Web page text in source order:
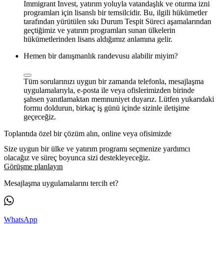
Immigrant Invest, yatırım yoluyla vatandaşlık ve oturma izni
programları için lisanslı bir temsilcidir. Bu, ilgili hükümetler
tarafından yürütülen sıkı Durum Tespit Süreci aşamalarından
geçtiğimiz ve yatırım programları sunan ülkelerin
hükümetlerinden lisans aldığımız anlamına gelir.
Hemen bir danışmanlık randevusu alabilir miyim?
Tüm sorularınızı uygun bir zamanda telefonla, mesajlaşma
uygulamalarıyla, e-posta ile veya ofislerimizden birinde
şahsen yanıtlamaktan memnuniyet duyarız. Lütfen yukarıdaki
formu doldurun, birkaç iş günü içinde sizinle iletişime
geçeceğiz.
Toplantıda özel bir çözüm alın, online veya ofisimizde
Size uygun bir ülke ve yatırım programı seçmenize yardımcı
olacağız ve süreç boyunca sizi destekleyeceğiz.
Görüşme planlayın
Mesajlaşma uygulamalarını tercih et?
WhatsApp